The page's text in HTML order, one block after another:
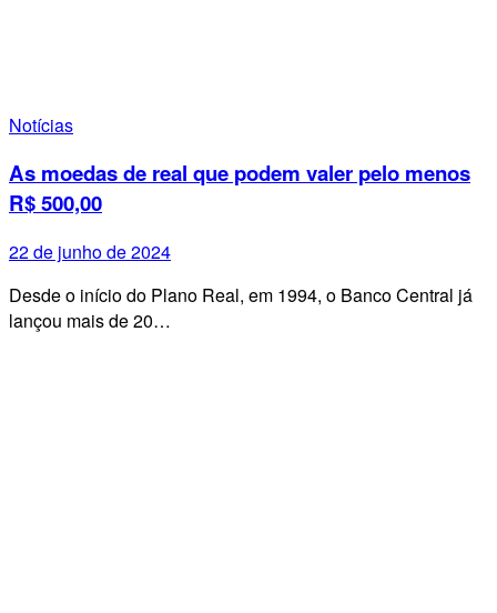
Notícias
As moedas de real que podem valer pelo menos
R$ 500,00
22 de junho de 2024
Desde o início do Plano Real, em 1994, o Banco Central já
lançou mais de 20…